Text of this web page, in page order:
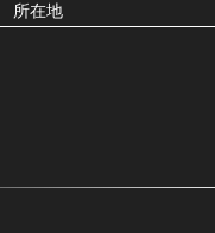
所在地